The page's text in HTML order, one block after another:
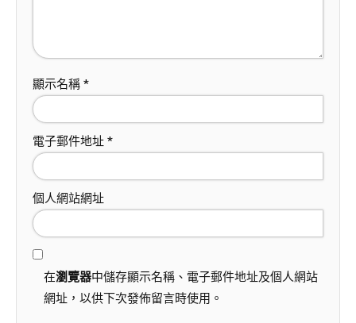
顯示名稱 *
電子郵件地址 *
個人網站網址
在瀏覽器中儲存顯示名稱、電子郵件地址及個人網站
網址，以供下次發佈留言時使用。